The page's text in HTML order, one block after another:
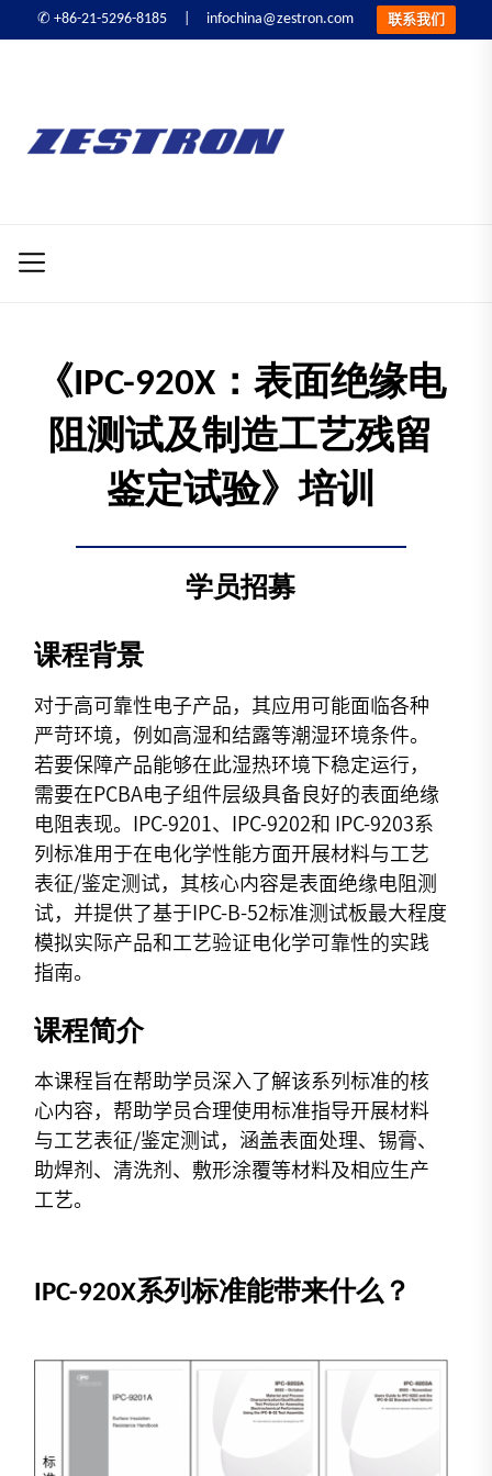
✆ +86-21-5296-8185 | infochina@zestron.com 联系我们
可
靠
性
提
升
清洗&可靠性提升
《IPC-920X：表面绝缘电
阻测试及制造工艺残留
鉴定试验》培训
学员招募
课程背景
对于高可靠性电子产品，其应用可能面临各种
严苛环境，例如高湿和结露等潮湿环境条件。
若要保障产品能够在此湿热环境下稳定运行，
需要在PCBA电子组件层级具备良好的表面绝缘
电阻表现。IPC-9201、IPC-9202和 IPC-9203系
列标准用于在电化学性能方面开展材料与工艺
表征/鉴定测试，其核心内容是表面绝缘电阻测
试，并提供了基于IPC-B-52标准测试板最大程度
模拟实际产品和工艺验证电化学可靠性的实践
指南。
课程简介
本课程旨在帮助学员深入了解该系列标准的核
心内容，帮助学员合理使用标准指导开展材料
与工艺表征/鉴定测试，涵盖表面处理、锡膏、
助焊剂、清洗剂、敷形涂覆等材料及相应生产
工艺。
IPC-920X系列标准能带来什么？